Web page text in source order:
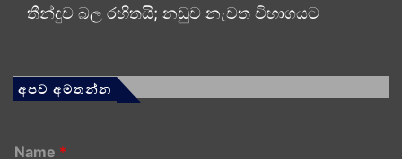
තීන්දුව බල රහිතයි; නඩුව නැවත විභාගයට
අපව අමතන්න
Name *